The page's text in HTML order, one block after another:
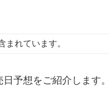
まれています。
予想をご紹介します。